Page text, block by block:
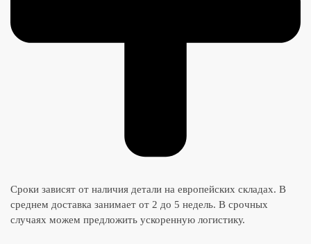
Сроки зависят от наличия детали на европейских складах. В
среднем доставка занимает от 2 до 5 недель. В срочных
случаях можем предложить ускоренную логистику.